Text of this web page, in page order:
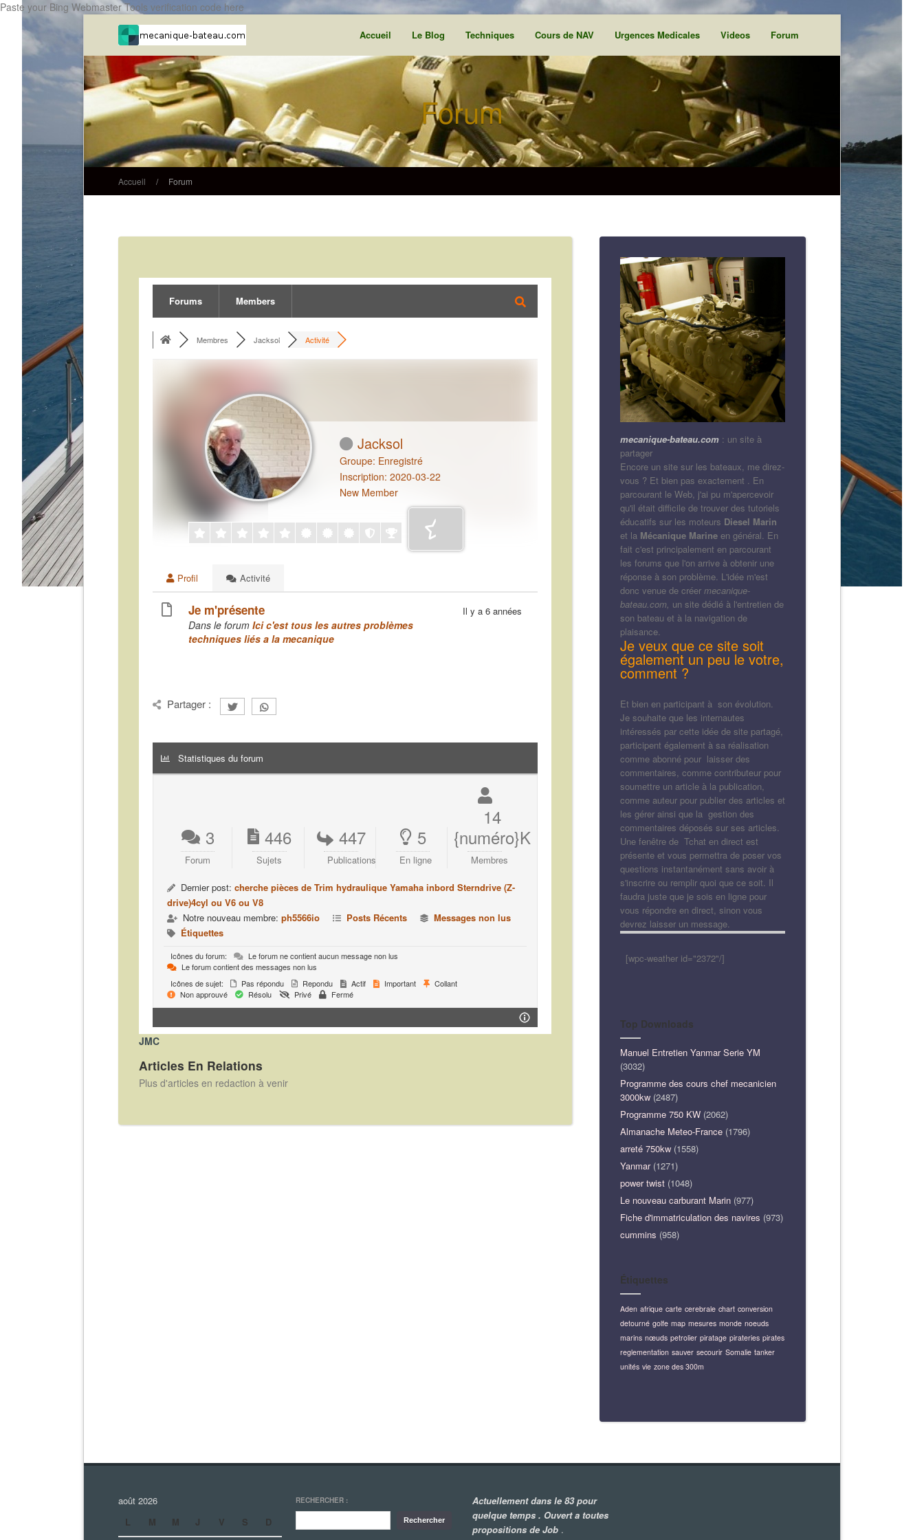
Paste your Bing Webmaster Tools verification code here
Accueil Le Blog Techniques Cours de NAV Urgences Medicales Videos Forum
Forum
Accueil / Forum
Forums Members
Membres Jacksol Activité
Jacksol
Groupe: Enregistré
Inscription: 2020-03-22
New Member
Profil Activité
Je m'présente
Dans le forum Ici c'est tous les autres problèmes
techniques liés a la mecanique
Il y a 6 années
Partager :
Statistiques du forum
3
Forum
446
Sujets
447
Publications
5
En ligne
14
{numéro}K
Membres
Dernier post: cherche pièces de Trim hydraulique Yamaha inbord Sterndrive (Z-
drive)4cyl ou V6 ou V8
Notre nouveau membre: ph5566io Posts Récents
Messages non lus
Étiquettes
Icônes du forum:
Le forum ne contient aucun message non lus
Le forum contient des messages non lus
Icônes de sujet:
Pas répondu Repondu Actif Important
Collant
Non approuvé
Résolu Privé Fermé
JMC
Articles En Relations
Plus d'articles en redaction à venir
mecanique-bateau.com : un site à
partager
Encore un site sur les bateaux, me direz-
vous ? Et bien pas exactement . En
parcourant le Web, j'ai pu m'apercevoir
qu'il était difficile de trouver des tutoriels
éducatifs sur les moteurs Diesel Marin
et la Mécanique Marine en général. En
fait c'est principalement en parcourant
les forums que l'on arrive à obtenir une
réponse à son problème. L'idée m'est
donc venue de créer mecanique-
bateau.com, un site dédié à l'entretien de
son bateau et à la navigation de
plaisance.
Je veux que ce site soit
également un peu le votre,
comment ?
Et bien en participant à son évolution.
Je souhaite que les internautes
intéressés par cette idée de site partagé,
participent également à sa réalisation
comme abonné pour laisser des
commentaires, comme contributeur pour
soumettre un article à la publication,
comme auteur pour publier des articles et
les gérer ainsi que la gestion des
commentaires déposés sur ses articles.
Une fenêtre de Tchat en direct est
présente et vous permettra de poser vos
questions instantanément sans avoir à
s'inscrire ou remplir quoi que ce soit. Il
faudra juste que je sois en ligne pour
vous répondre en direct, sinon vous
devrez laisser un message.
[wpc-weather id="2372"/]
Top Downloads
Manuel Entretien Yanmar Serie YM
(3032)
Programme des cours chef mecanicien
3000kw (2487)
Programme 750 KW (2062)
Almanache Meteo-France (1796)
arreté 750kw (1558)
Yanmar(1271)
power twist (1048)
Le nouveau carburant Marin (977)
Fiche d'immatriculation des navires (973)
cummins (958)
Étiquettes
Aden afrique carte cerebrale chart conversion
detourné golfe map mesures monde noeuds
marins nœuds petrolier piratage pirateries pirates
reglementation sauver secourir Somalie tanker
unités vie zone des 300m
août 2026
L
M M J V S D
RECHERCHER :
Actuellement dans le 83 pour
quelque temps . Ouvert a toutes
propositions de Job .